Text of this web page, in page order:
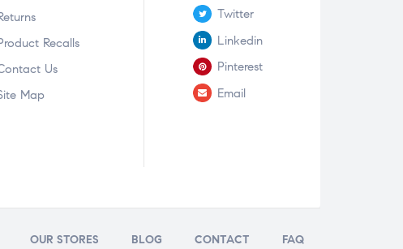
Recalls
Us
Map
Twitter
Linkedin
Pinterest
Email
OUR STORES BLOG CONTACT FAQ